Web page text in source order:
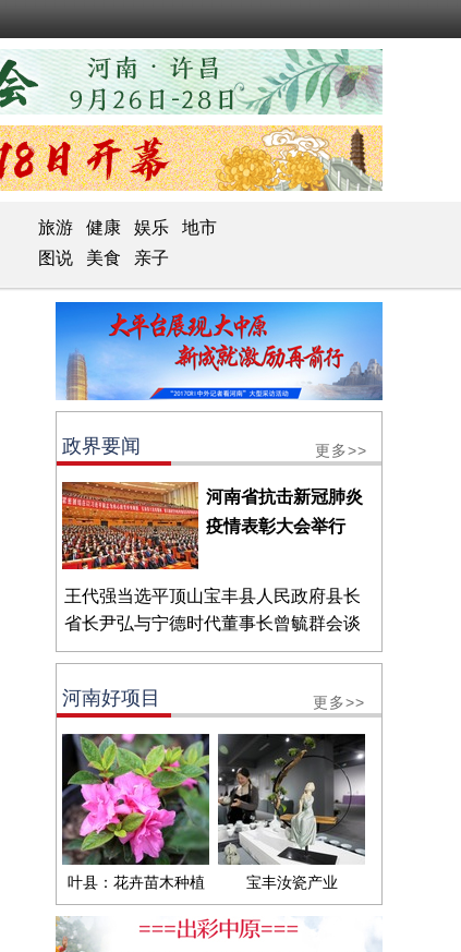
旅游 健康 娱乐
地市
图说 美食 亲子
政界要闻 更多>>
河南省抗击新冠肺炎
疫情表彰大会举行
王代强当选平顶山宝丰县人民政府县长
省长尹弘与宁德时代董事长曾毓群会谈
河南好项目 更多>>
叶县：花卉苗木种植 宝丰汝瓷产业